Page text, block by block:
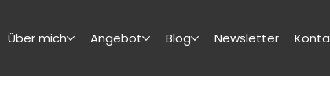
Über mich Angebot Blog Newsletter